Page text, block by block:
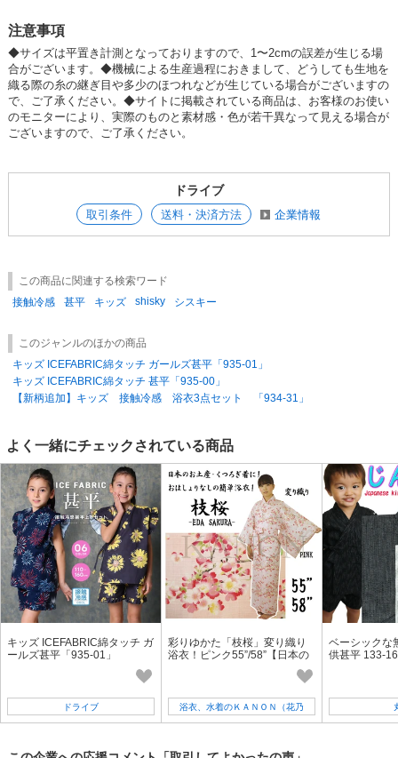
SD品番：12181784S16 / メーカー品番：934-30
12-3かすれブラック150cm
参考上代 オープンプライス
SD品番：12181784S17 / メーカー品番：934-30
12-3かすれブラック160cm
SD品番：12181784S18 / メーカー品番：934-30
12-4刺し子ネイビー110cm
参考上代
卸価格は会員のみ公開
12-4刺し子ネイビー120cm
参考上代 オープンプライス
SOLD OUT
SD品番：12181784S20 / メーカー品番：934-30
12-4刺し子ネイビー130cm
参考上代 オープンプライス
卸価格は会員のみ公開
注意事項
◆サイズは平置き計測となっておりますので、1〜2cmの誤差が生じる場
合がございます。◆機械による生産過程におきまして、どうしても生地を
織る際の糸の継ぎ目や多少のほつれなどが生じている場合がございますの
で、ご了承ください。◆サイトに掲載されている商品は、お客様のお使い
のモニターにより、実際のものと素材感・色が若干異なって見える場合が
ございますので、ご了承ください。
ドライブ
取引条件 送料・決済方法 企業情報
この商品に関連する検索ワード
接触冷感
甚平 キッズ shisky シスキー
このジャンルのほかの商品
キッズ ICEFABRIC綿タッチ ガールズ甚平「935-01」
キッズ ICEFABRIC綿タッチ 甚平「935-00」
【新柄追加】キッズ 接触冷感 浴衣3点セット 「934-31」
よく一緒にチェックされている商品
キッズ ICEFABRIC綿タッチ ガ
ールズ甚平「935-01」
ドライブ
彩りゆかた「枝桜」変り織り
浴衣！ピンク55”/58”【日本の
お土産/外人向け/旅館浴衣/イベ
浴衣、水着のＫＡＮＯＮ（花乃
音）
ベーシックな
供甚平 133-